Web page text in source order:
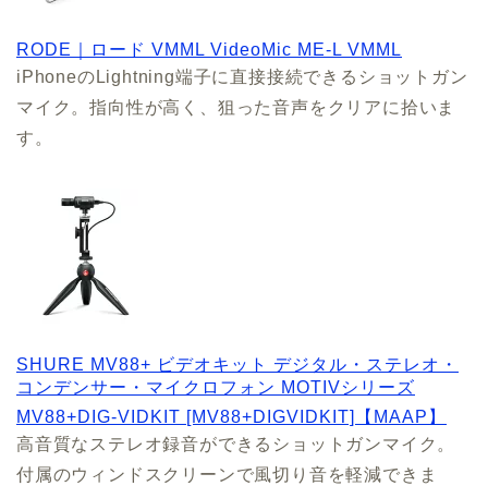
RODE｜ロード VMML VideoMic ME-L VMML
iPhoneのLightning端子に直接接続できるショットガン
マイク。指向性が高く、狙った音声をクリアに拾いま
す。
SHURE MV88+ ビデオキット デジタル・ステレオ・
コンデンサー・マイクロフォン MOTIVシリーズ
MV88+DIG-VIDKIT [MV88+DIGVIDKIT]【MAAP】
高音質なステレオ録音ができるショットガンマイク。
付属のウィンドスクリーンで風切り音を軽減できま